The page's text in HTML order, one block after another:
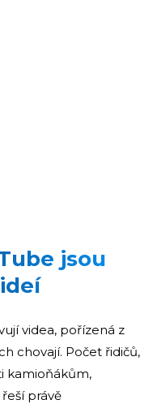
jsou
videa, pořízená z
chovají. Počet řidičů,
kamioňákům,
právě